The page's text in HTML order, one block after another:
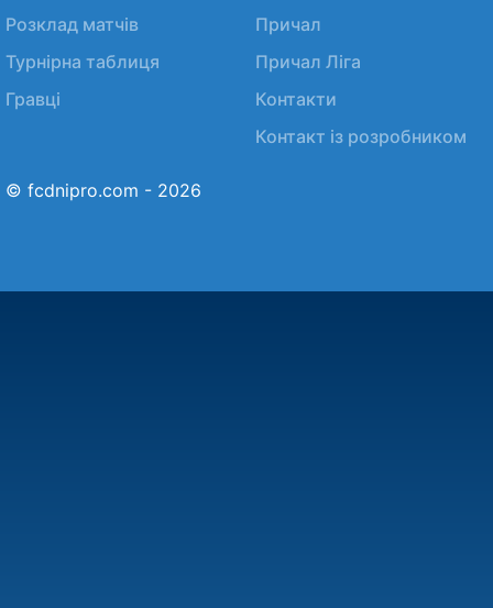
Розклад матчів
Турнірна таблиця
Гравці
Причал
Причал Ліга
Контакти
Контакт із розробником
© fcdnipro.com - 2026